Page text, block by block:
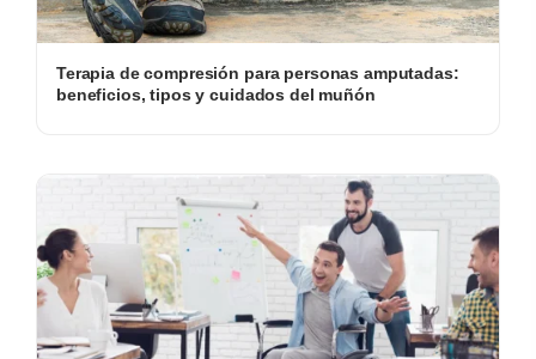
Terapia de compresión para personas amputadas:
beneficios, tipos y cuidados del muñón